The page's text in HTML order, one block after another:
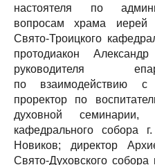
настоятеля по
вопросам храма иерей
Свято-Троицкого
протодиакон
руководителя
по взаимодействию с
проректор по
духовной семинарии,
кафедрального собора
Новиков; директор
Свято-Духовского